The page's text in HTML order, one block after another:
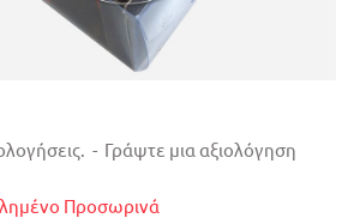
Προσωρινά
- Γράψτε μια αξιολόγηση